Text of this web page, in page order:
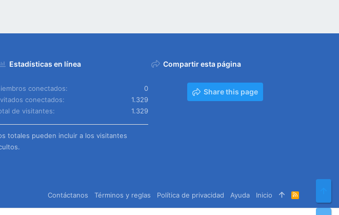
Estadísticas en línea
conectados
0
conectados
1.329
de visitantes
1.329
totales pueden incluir a los visitantes
Compartir esta página
Share this page
Contáctanos Términos y reglas Política de privacidad Ayuda Inicio
R
S